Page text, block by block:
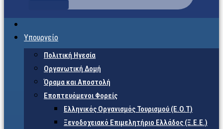
Υπουργείο
Πολιτική Ηγεσία
Οργανωτική Δομή
Όραμα και Αποστολή
Εποπτευόμενοι Φορείς
Eλληνικός Οργανισμός Τουρισμού (Ε.Ο.Τ)
Ξενοδοχειακό Επιμελητήριο Ελλάδος (Ξ.Ε.Ε.)